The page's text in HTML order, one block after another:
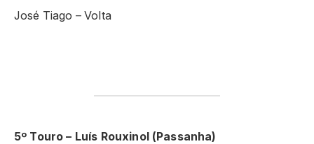
José Tiago – Volta
5º Touro – Luís Rouxinol (Passanha)